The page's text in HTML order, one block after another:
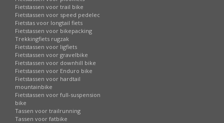
Fietstassen voor trail bike
Fietstassen voor speed pedelec
Fietstas voor longtail fiets
Fietstassen voor bikepacking
Trekkingfiets rugzak
Fietstassen voor ligfiets
Fietstassen voor gravelbike
Fietstassen voor downhill bike
Fietstassen voor Enduro bike
Fietstassen voor hardtail
mountainbike
Fietstassen voor full-suspension
bike
Tassen voor trailrunning
Tassen voor fatbike